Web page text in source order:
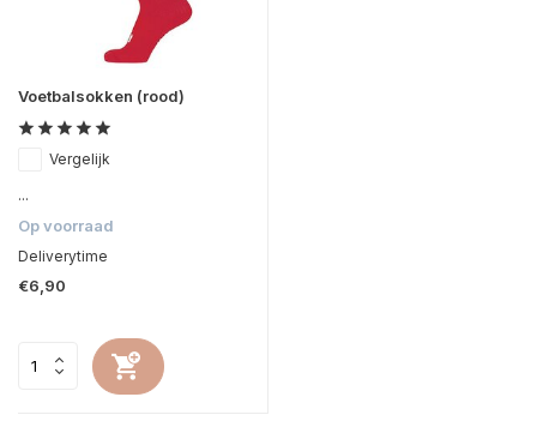
Voetbalsokken (rood)
Vergelijk
...
Op voorraad
Deliverytime
€6,90